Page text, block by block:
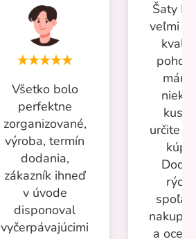
Všetko bolo
perfektne
zorganizované,
výroba, termín
dodania,
zákazník ihneď
v úvode
disponoval
vyčerpávajúcimi
Šaty
veľmi
mám
určite
a